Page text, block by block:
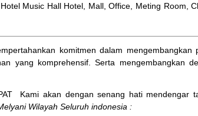
Music Hall Hotel, Mall, Office, Meting Room,
komitmen dalam
yang komprehensif. Serta mengembangkan
Kami akan dengan senang hati mendengar
Wilayah Seluruh indonesia :